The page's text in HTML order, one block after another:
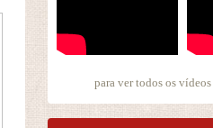
para ver todos os vídeos